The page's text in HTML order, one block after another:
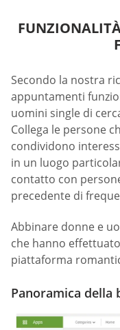
Secondo la nostra
appuntamenti
uomini single di
Collega le persone
condividono
in un luogo
contatto con
precedente di
Abbinare donne e
che hanno
piattaforma
Panoramica della